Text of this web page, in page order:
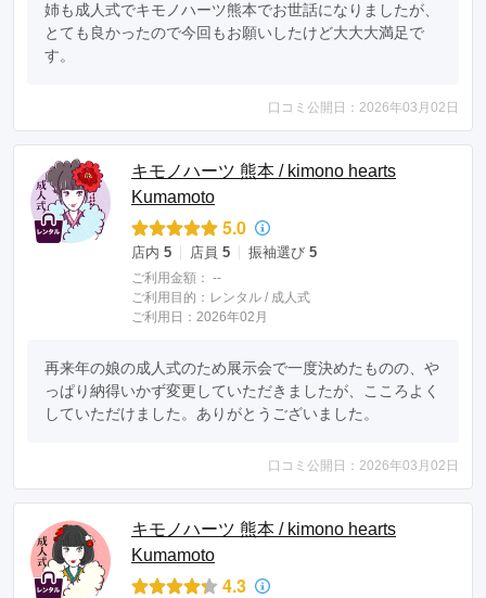
姉も成人式でキモノハーツ熊本でお世話になりましたが、
とても良かったので今回もお願いしたけど大大大満足で
す。
口コミ公開日：2026年03月02日
キモノハーツ 熊本 / kimono hearts
Kumamoto
5.0
店内 5 店員 5 振袖選び 5
ご利用金額： --
ご利用目的： レンタル / 成人式
ご利用日：2026年02月
再来年の娘の成人式のため展示会で一度決めたものの、や
っぱり納得いかず変更していただきましたが、こころよく
していただけました。ありがとうございました。
口コミ公開日：2026年03月02日
キモノハーツ 熊本 / kimono hearts
Kumamoto
4.3